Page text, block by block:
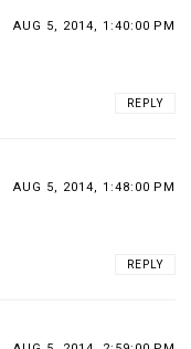
AUG 5, 2014, 1:40:00 PM
REPLY
AUG 5, 2014, 1:48:00 PM
REPLY